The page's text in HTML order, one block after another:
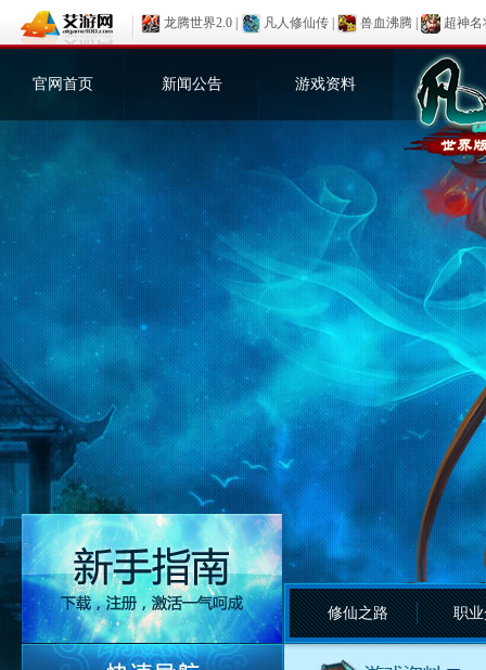
龙腾世界2.0 | 凡人修仙传 | 兽血沸腾 | 超神名
官网首页 新闻公告 游戏资料
修仙之路 职